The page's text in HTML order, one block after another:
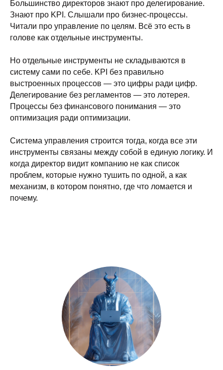
Большинство директоров знают про делегирование.
Знают про KPI. Слышали про бизнес-процессы.
Читали про управление по целям. Всё это есть в
голове как отдельные инструменты.
Но отдельные инструменты не складываются в
систему сами по себе. KPI без правильно
выстроенных процессов — это цифры ради цифр.
Делегирование без регламентов — это лотерея.
Процессы без финансового понимания — это
оптимизация ради оптимизации.
Система управления строится тогда, когда все эти
инструменты связаны между собой в единую логику. И
когда директор видит компанию не как список
проблем, которые нужно тушить по одной, а как
механизм, в котором понятно, где что ломается и
почему.